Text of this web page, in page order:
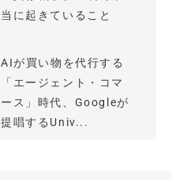
当に起きていること
AIが買い物を代行する
「エージェント・コマ
ース」時代、Googleが
提唱するUniv...